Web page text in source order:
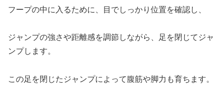
フープの中に入るために、目でしっかり位置を確認し、
ジャンプの強さや距離感を調節しながら、足を閉じてジャ
ンプします。
この足を閉じたジャンプによって腹筋や脚力も育ちます。